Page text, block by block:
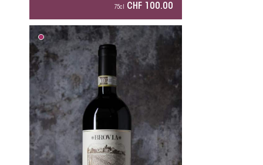
75cl CHF 100.00